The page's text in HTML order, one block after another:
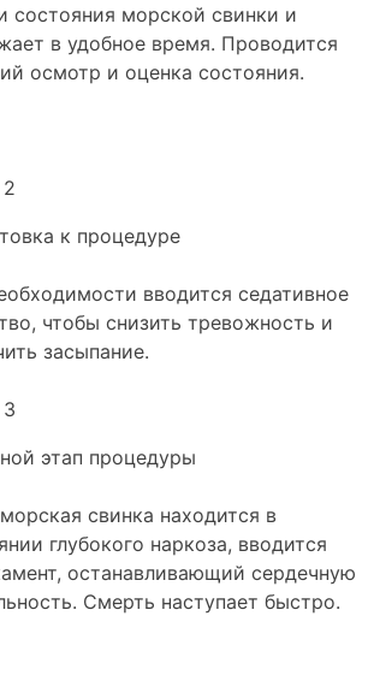
состояния морской свинки и
в удобное время. Проводится
осмотр и оценка состояния.
к процедуре
вводится седативное
чтобы снизить тревожность и
засыпание.
этап процедуры
свинка находится в
глубокого наркоза, вводится
останавливающий сердечную
Смерть наступает быстро.